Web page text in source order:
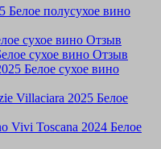
Белое полусухое вино
сухое вино Отзыв
сухое вино Отзыв
Белое сухое вино
Villaciara 2025 Белое
Vivi Toscana 2024 Белое